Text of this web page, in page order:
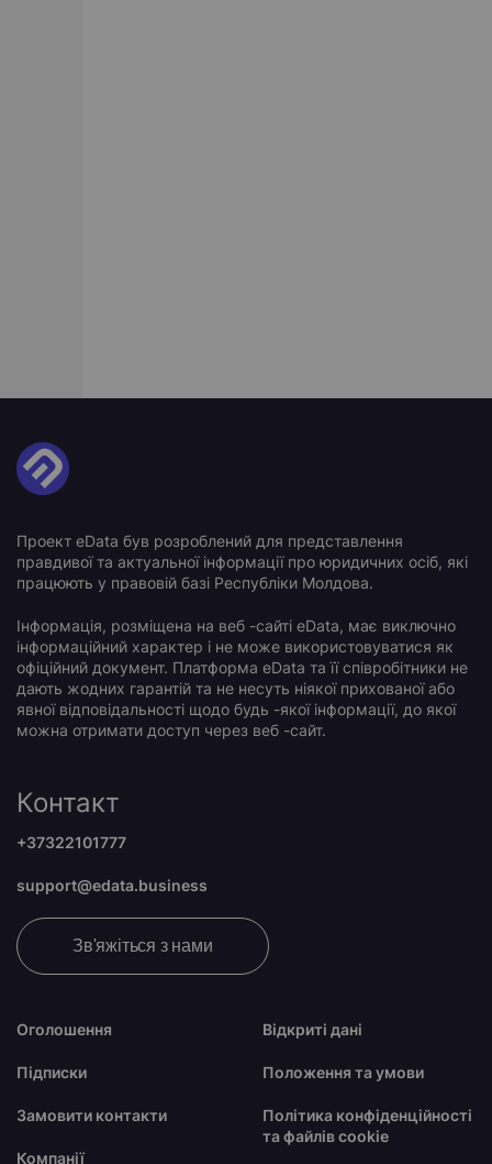
Проект eData був розроблений для представлення
правдивої та актуальної інформації про юридичних осіб, які
працюють у правовій базі Республіки Молдова.
Інформація, розміщена на веб -сайті eData, має виключно
інформаційний характер і не може використовуватися як
офіційний документ. Платформа eData та її співробітники не
дають жодних гарантій та не несуть ніякої прихованої або
явної відповідальності щодо будь -якої інформації, до якої
можна отримати доступ через веб -сайт.
Оголошення
Підписки
Замовити контакти
Компанії
Відкриті дані
Положення та умови
Політика конфіденційності
та файлів cookie
Контакт
+37322101777
support@edata.business
Зв'яжіться з нами